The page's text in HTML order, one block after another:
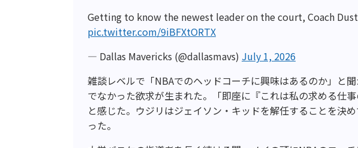
Getting to know the newest leader on the court, Coach
pic.twitter.com/9iBFXtORTX
— Dallas Mavericks (@dallasmavs) July 1, 2026
雑談レベルで「NBAでのヘッドコーチに興味はあるのか」と
でなかった欲求が生まれた。「即座に『これは私の求める仕事
と感じた。ウジリはジェイソン・キッドを解任することを決
った。